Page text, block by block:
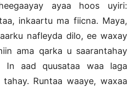
ayaa hoos uyiri:
inkaartu ma fiicna. Maya,
nafleyda dilo, ee waxay
ama qarka u saarantahay
In aad quusataa waa laga
tahay. Runtaa waaye, waxaa